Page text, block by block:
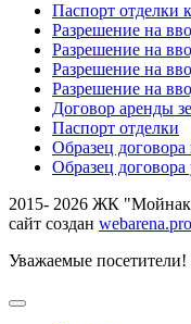
Паспорт отделки
Разрешение на
Разрешение на
Разрешение на
Разрешение на
Договор аренды
Паспорт отделки
Образец
Образец договора
2015- 2026 ЖК
сайт создан webarena.pro
Уважаемые посетители!